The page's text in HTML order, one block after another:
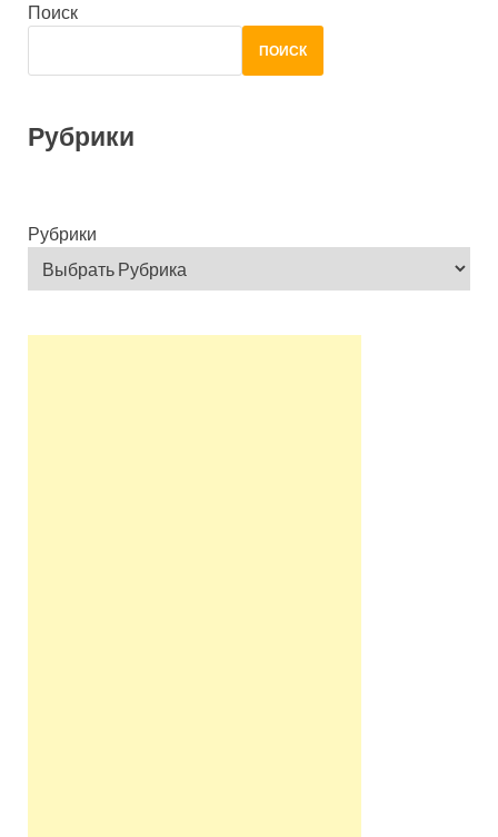
Поиск
ПОИСК
Рубрики
Рубрики